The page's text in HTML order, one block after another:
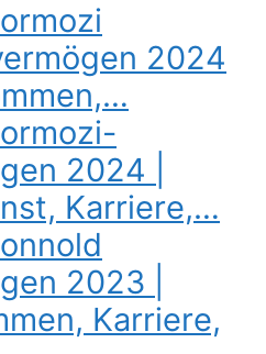
2024
2024 |
Karriere,…
2023 |
Karriere,